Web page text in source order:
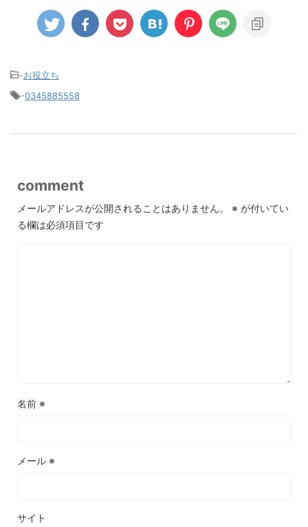
-お役立ち
-0345885558
comment
メールアドレスが公開されることはありません。 ※ が付いてい
る欄は必須項目です
名前 ※
メール ※
サイト